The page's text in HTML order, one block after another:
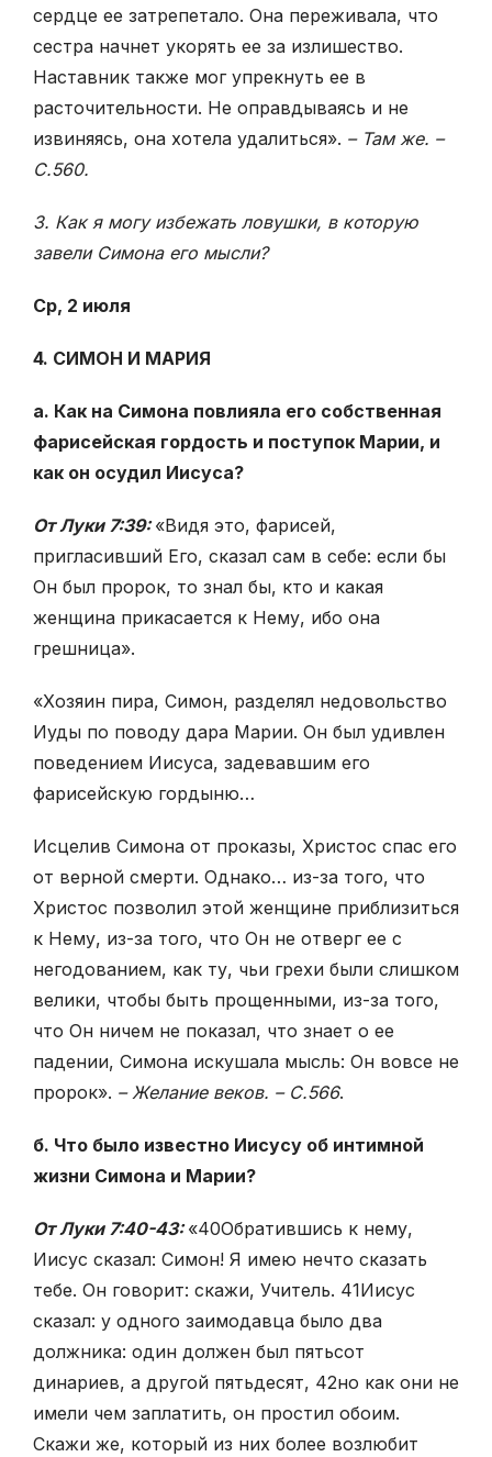
сердце ее затрепетало. Она переживала, что
сестра начнет укорять ее за излишество.
Наставник также мог упрекнуть ее в
расточительности. Не оправдываясь и не
извиняясь, она хотела удалиться». – Там же. –
С.560.
3. Как я могу избежать ловушки, в которую
завели Симона его мысли?
Ср, 2 июля
4. СИМОН И МАРИЯ
а. Как на Симона повлияла его собственная
фарисейская гордость и поступок Марии, и
как он осудил Иисуса?
От Луки 7:39:«Видя это, фарисей,
пригласивший Его, сказал сам в себе: если бы
Он был пророк, то знал бы, кто и какая
женщина прикасается к Нему, ибо она
грешница».
«Хозяин пира, Симон, разделял недовольство
Иуды по поводу дара Марии. Он был удивлен
поведением Иисуса, задевавшим его
фарисейскую гордыню…
Исцелив Симона от проказы, Христос спас его
от верной смерти. Однако… из-за того, что
Христос позволил этой женщине приблизиться
к Нему, из-за того, что Он не отверг ее с
негодованием, как ту, чьи грехи были слишком
велики, чтобы быть прощенными, из-за того,
что Он ничем не показал, что знает о ее
падении, Симона искушала мысль: Он вовсе не
пророк». – Желание веков. – С.566.
б. Что было известно Иисусу об интимной
жизни Симона и Марии?
От Луки 7:40-43:«40Обратившись к нему,
Иисус сказал: Симон! Я имею нечто сказать
тебе. Он говорит: скажи, Учитель. 41Иисус
сказал: у одного заимодавца было два
должника: один должен был пятьсот
динариев, а другой пятьдесят, 42но как они не
имели чем заплатить, он простил обоим.
Скажи же, который из них более возлюбит